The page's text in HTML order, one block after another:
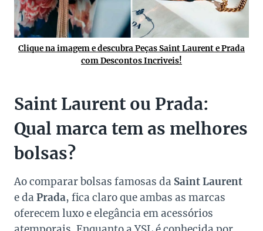
Clique na imagem e descubra Peças Saint Laurent e Prada
com Descontos Incriveis!
Saint Laurent ou Prada:
Qual marca tem as melhores
bolsas?
Ao comparar bolsas famosas da Saint Laurent
e da Prada, fica claro que ambas as marcas
oferecem luxo e elegância em acessórios